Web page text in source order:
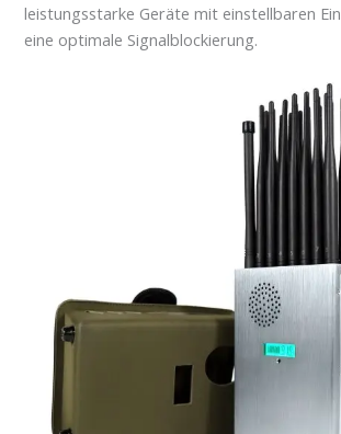
leistungsstarke Geräte mit einstellbaren
eine optimale Signalblockierung.